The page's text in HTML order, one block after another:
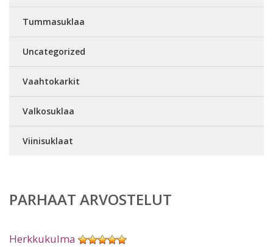
Tummasuklaa
Uncategorized
Vaahtokarkit
Valkosuklaa
Viinisuklaat
PARHAAT ARVOSTELUT
Herkkukulma